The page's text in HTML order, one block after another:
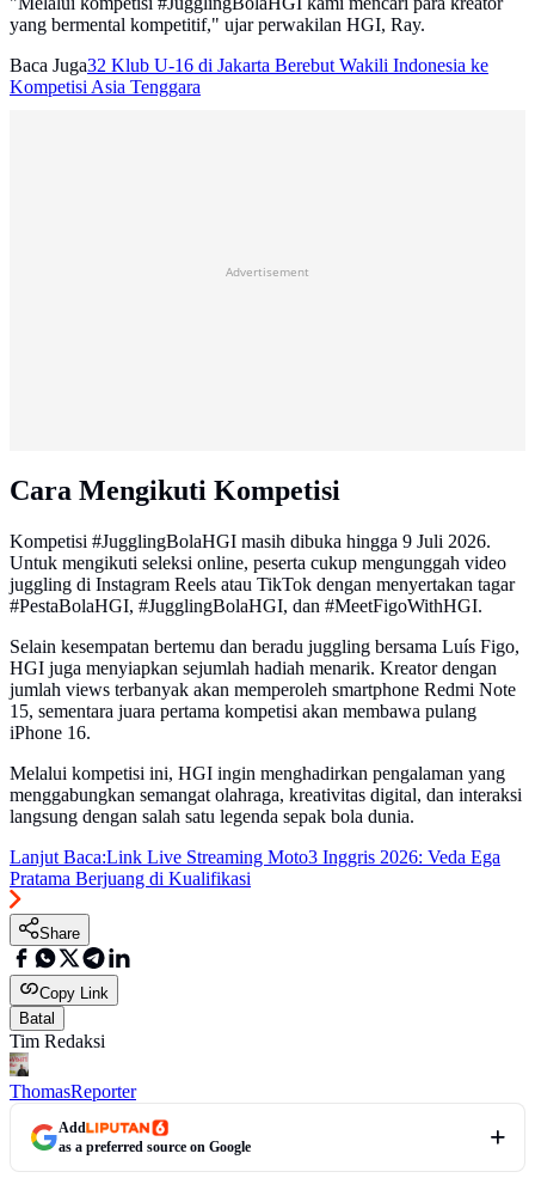
yang bermental kompetitif," ujar perwakilan HGI, Ray.
Baca Juga32 Klub U-16 di Jakarta Berebut Wakili Indonesia ke
Kompetisi Asia Tenggara
Advertisement
Cara Mengikuti Kompetisi
Kompetisi #JugglingBolaHGI masih dibuka hingga 9 Juli 2026.
Untuk mengikuti seleksi online, peserta cukup mengunggah video
juggling di Instagram Reels atau TikTok dengan menyertakan tagar
#PestaBolaHGI, #JugglingBolaHGI, dan #MeetFigoWithHGI.
Selain kesempatan bertemu dan beradu juggling bersama Luís Figo,
HGI juga menyiapkan sejumlah hadiah menarik. Kreator dengan
jumlah views terbanyak akan memperoleh smartphone Redmi Note
15, sementara juara pertama kompetisi akan membawa pulang
iPhone 16.
Melalui kompetisi ini, HGI ingin menghadirkan pengalaman yang
menggabungkan semangat olahraga, kreativitas digital, dan interaksi
langsung dengan salah satu legenda sepak bola dunia.
Lanjut Baca:Link Live Streaming Moto3 Inggris 2026: Veda Ega
Pratama Berjuang di Kualifikasi
Share
Copy Link
Batal
Tim Redaksi
ThomasReporter
Add
as a preferred source on Google